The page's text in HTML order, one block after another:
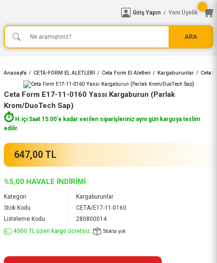
ARA
Giriş Yapın / Yeni Üyelik
Anasayfa CETA-FORM EL ALETLERİ Ceta Form El Aletleri Kargaburunlar Ceta
Ceta Form E17-11-0160 Yassı Kargaburun (Parlak
Krom/DuoTech Sap)
⏱️H.içi Saat 15:00'e kadar verilen siparişleriniz aynı gün kargoya teslim
edilir.
647,00 TL
%5,00 HAVALE İNDİRİMİ
Kategori
Kargaburunlar
Stok Kodu
CETA/E17-11-0160
Listeleme Kodu
280800014
4000 TL üzeri kargo ücretsiz..
Stokta yok